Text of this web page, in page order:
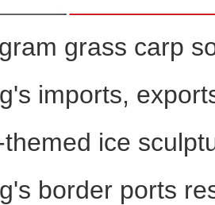
grass carp
imports,
themed ice
border ports